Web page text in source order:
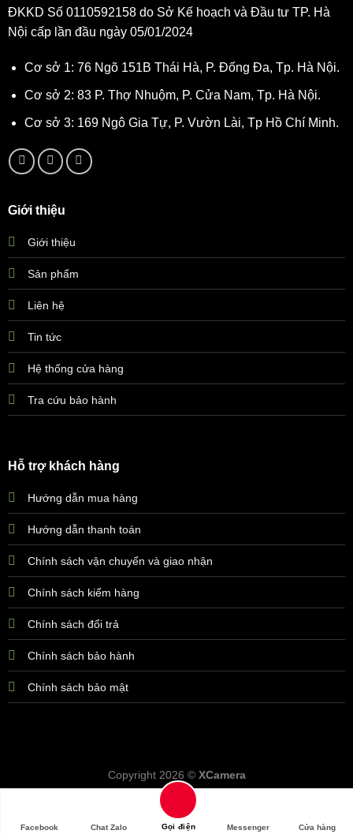
ĐKKD Số 0110592158 do Sở Kế hoạch và Đầu tư TP. Hà
Nội cấp lần đầu ngày 05/01/2024
Cơ sở 1: 76 Ngõ 151B Thái Hà, P. Đống Đa, Tp. Hà Nội.
Cơ sở 2: 83 P. Thợ Nhuộm, P. Cửa Nam, Tp. Hà Nội.
Cơ sở 3: 169 Ngô Gia Tự, P. Vườn Lài, Tp Hồ Chí Minh.
Giới thiệu
Giới thiệu
Sản phẩm
Liên hệ
Tin tức
Hệ thống cửa hàng
Tra cứu bảo hành
Hỗ trợ khách hàng
Hướng dẫn mua hàng
Hướng dẫn thanh toán
Chính sách vận chuyển và giao nhận
Chính sách kiểm hàng
Chính sách đổi trả
Chính sách bảo hành
Chính sách bảo mật
Copyright 2026 © XCamera
Facebook Chat Zalo Gọi điện Messenger Cửa hàng